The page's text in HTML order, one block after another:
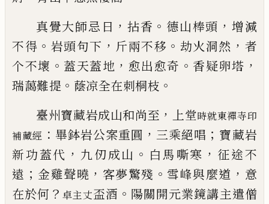
真覺大師忌日 ，拈香 。 德山棒頭 ， 增減
不得 。 岩頭句下 ， 斤兩不移 。 劫火洞然 ， 者
个不壞 。 蓋天蓋地 ， 愈出愈奇 。 香疑卵塔 ，
瑞藹難提 。 蔭凉全在刺桐枝 。
臺州寶藏岩成山和尚至 ， 上堂時就東禪寺印
補藏經 ： 畢鉢岩公案重圓 ， 三乘絕唱 ； 寶藏岩
新功蓋代 ， 九仞成山 。 白馬嘶寒 ， 征途不
遠 ； 金雞聲曉 ， 客夢驚殘 。 雪峰與麼道 ， 意
在於何 ？卓主丈盃酒 。 陽關開元業鏡講主遣僧